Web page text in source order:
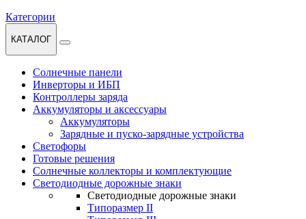
Категории
КАТАЛОГ
Солнечные панели
Инверторы и ИБП
Контроллеры заряда
Аккумуляторы и аксессуары
Аккумуляторы
Зарядные и пуско-зарядные устройства
Светофоры
Готовые решения
Солнечные коллекторы и комплектующие
Светодиодные дорожные знаки
Светодиодные дорожные знаки
Типоразмер II